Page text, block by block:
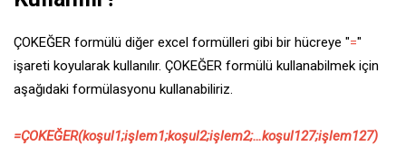
ÇOKEĞER formülü diğer excel formülleri gibi bir hücreye "="
işareti koyularak kullanılır. ÇOKEĞER formülü kullanabilmek için
aşağıdaki formülasyonu kullanabiliriz.
=ÇOKEĞER(koşul1;işlem1;koşul2;işlem2;…koşul127;işlem127)